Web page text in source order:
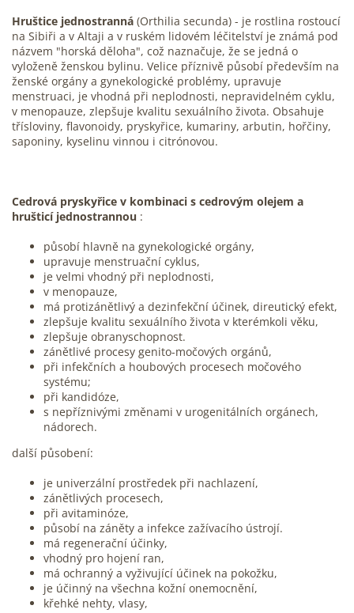
Hruštice jednostranná (Orthilia secunda) - je rostlina rostoucí
na Sibiři a v Altaji a v ruském lidovém léčitelství je známá pod
názvem "horská děloha", což naznačuje, že se jedná o
vyloženě ženskou bylinu. Velice příznivě působí především na
ženské orgány a gynekologické problémy, upravuje
menstruaci, je vhodná při neplodnosti, nepravidelném cyklu,
v menopauze, zlepšuje kvalitu sexuálního života. Obsahuje
třísloviny, flavonoidy, pryskyřice, kumariny, arbutin, hořčiny,
saponiny, kyselinu vinnou i citrónovou.
Cedrová pryskyřice v kombinaci s cedrovým olejem a
hrušticí jednostrannou :
působí hlavně na gynekologické orgány,
upravuje menstruační cyklus,
je velmi vhodný při neplodnosti,
v menopauze,
má protizánětlivý a dezinfekční účinek, direutický efekt,
zlepšuje kvalitu sexuálního života v kterémkoli věku,
zlepšuje obranyschopnost.
zánětlivé procesy genito-močových orgánů,
při infekčních a houbových procesech močového
systému;
při kandidóze,
s nepříznivými změnami v urogenitálních orgánech,
nádorech.
další působení:
je univerzální prostředek při nachlazení,
zánětlivých procesech,
při avitaminóze,
působí na záněty a infekce zažívacího ústrojí.
má regenerační účinky,
vhodný pro hojení ran,
má ochranný a vyživující účinek na pokožku,
je účinný na všechna kožní onemocnění,
křehké nehty, vlasy,